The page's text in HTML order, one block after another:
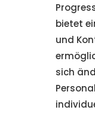
bietet
und
sich